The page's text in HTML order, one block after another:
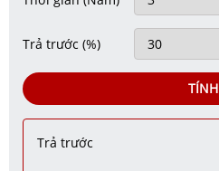
Trả trước (%)
TÍNH
Trả trước